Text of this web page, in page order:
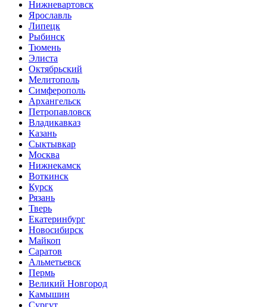
Нижневартовск
Ярославль
Липецк
Рыбинск
Тюмень
Элиста
Октябрьский
Мелитополь
Симферополь
Архангельск
Петропавловск
Владикавказ
Казань
Сыктывкар
Москва
Нижнекамск
Воткинск
Курск
Рязань
Тверь
Екатеринбург
Новосибирск
Майкоп
Саратов
Альметьевск
Пермь
Великий Новгород
Камышин
Сургут